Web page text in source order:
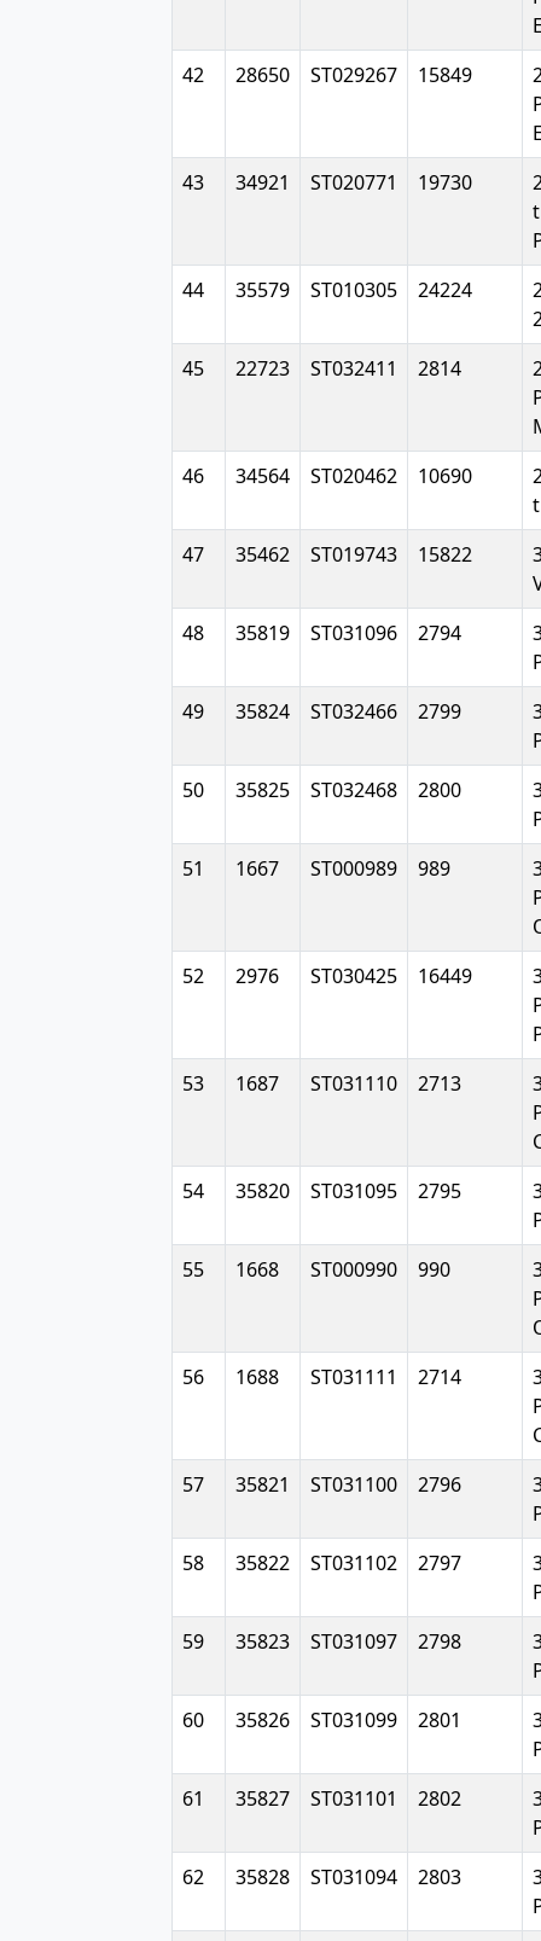
42
28650 ST029267 15849
43
34921 ST020771 19730
44
35579 ST010305 24224
45
22723 ST032411 2814
46
34564 ST020462 10690
47
35462 ST019743 15822
48
35819 ST031096 2794
49
35824 ST032466 2799
50
35825 ST032468 2800
51
1667 ST000989 989
52
2976 ST030425 16449
53
1687 ST031110 2713
54
35820 ST031095 2795
55
1668 ST000990 990
56
1688 ST031111 2714
57
35821 ST031100 2796
58
35822 ST031102 2797
59
35823 ST031097 2798
60
35826 ST031099 2801
61
35827 ST031101 2802
62
35828 ST031094 2803